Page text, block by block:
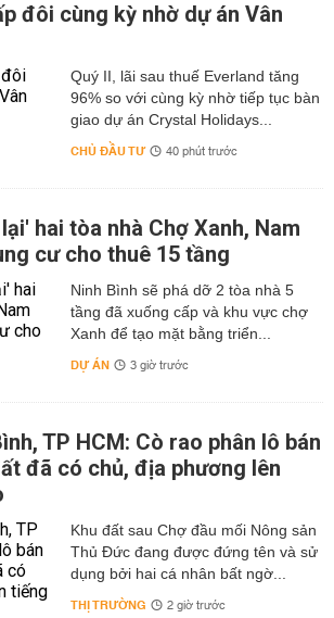
đôi cùng kỳ nhờ dự án Vân
Quý II, lãi sau thuế Everland tăng
96% so với cùng kỳ nhờ tiếp tục bàn
giao dự án Crystal Holidays...
CHỦ ĐẦU TƯ 40 phút trước
hai tòa nhà Chợ Xanh, Nam
cư cho thuê 15 tầng
Ninh Bình sẽ phá dỡ 2 tòa nhà 5
tầng đã xuống cấp và khu vực chợ
Xanh để tạo mặt bằng triển...
DỰ ÁN 3 giờ trước
TP HCM: Cò rao phân lô bán
đã có chủ, địa phương lên
Khu đất sau Chợ đầu mối Nông sản
Thủ Đức đang được đứng tên và sử
dụng bởi hai cá nhân bất ngờ...
THỊ TRƯỜNG 2 giờ trước